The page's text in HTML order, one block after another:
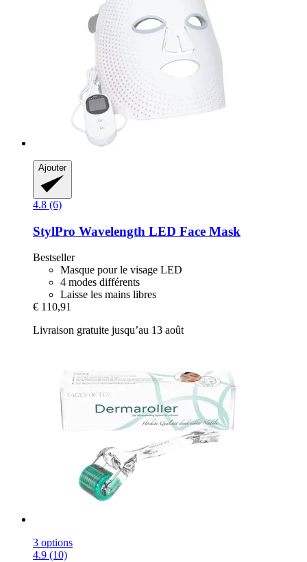
Ajouter
4.8 (6)
StylPro Wavelength LED Face Mask
Bestseller
Masque pour le visage LED
4 modes différents
Laisse les mains libres
€ 110,91
Livraison gratuite jusqu’au 13 août
3 options
4.9 (10)